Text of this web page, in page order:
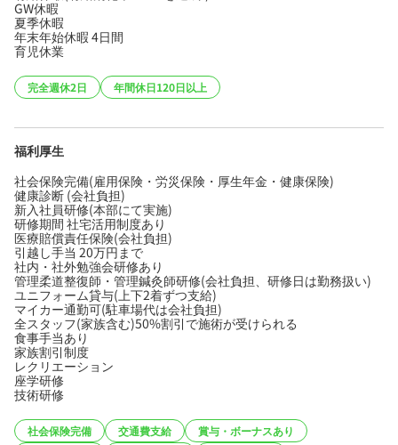
GW休暇
夏季休暇
年末年始休暇 4日間
育児休業
完全週休2日 年間休日120日以上
福利厚生
社会保険完備(雇用保険・労災保険・厚生年金・健康保険)
健康診断 (会社負担)
新入社員研修(本部にて実施)
研修期間 社宅活用制度あり
医療賠償責任保険(会社負担)
引越し手当 20万円まで
社内・社外勉強会研修あり
管理柔道整復師・管理鍼灸師研修(会社負担、研修日は勤務扱い)
ユニフォーム貸与(上下2着ずつ支給)
マイカー通勤可(駐車場代は会社負担)
全スタッフ(家族含む)50%割引で施術が受けられる
食事手当あり
家族割引制度
レクリエーション
座学研修
技術研修
社会保険完備 交通費支給
賞与・ボーナスあり